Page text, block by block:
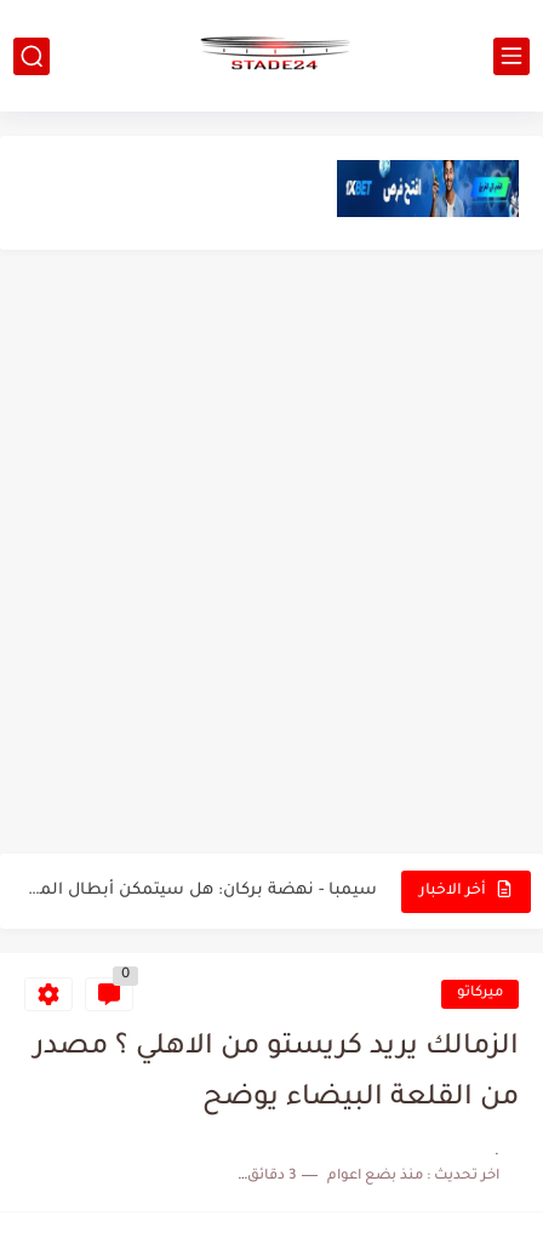
أخر الاخبار سيمبا - نهضة بركان: هل سيتمكن أبطال المغرب من الحفاظ...
البرنامج الكامل لنهائي البطولة بين الاتحاد المنستيري والنادي الإفريقي
عرض قطري يُغري ادارة النادي الإفريقي للتخلي عن موهبتها
ميركاتو
0
الزمالك يريد كريستو من الاهلي ؟ مصدر
من القلعة البيضاء يوضح
.
اخر تحديث :منذ بضع اعوام 3 دقائق للقراءة